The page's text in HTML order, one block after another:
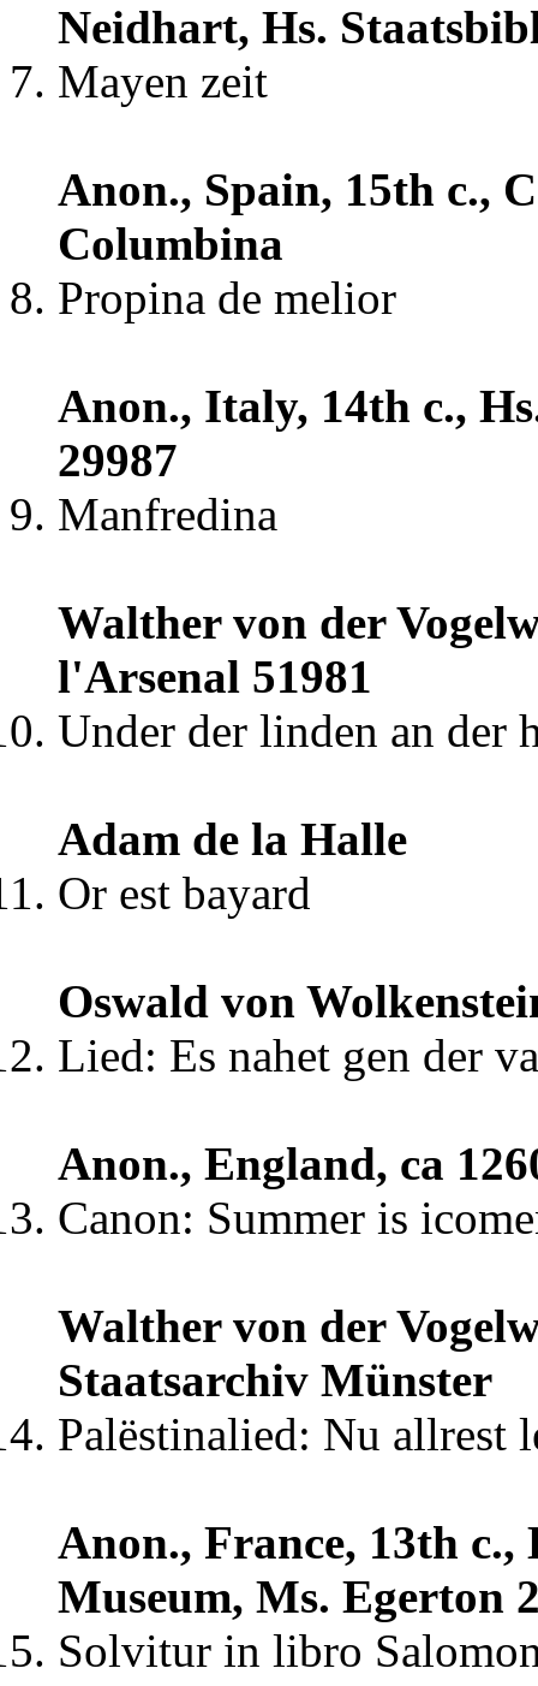
Neidhart, Hs.
Mayen zeit
Anon., Spain, 15th c.,
Columbina
Propina de melior
Anon., Italy, 14th c.,
29987
Manfredina
Walther von der
l'Arsenal 51981
Under der linden an der
Adam de la Halle
Or est bayard
Oswald von
Lied: Es nahet gen der
Anon., England, ca
Canon: Summer is
Walther von der
Staatsarchiv Münster
Palëstinalied: Nu allrest
Anon., France, 13th
Museum, Ms. Egerton
Solvitur in libro